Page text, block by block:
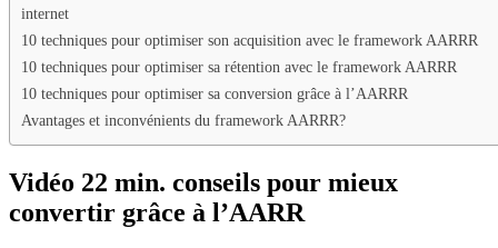
internet
10 techniques pour optimiser son acquisition avec le framework AARRR
10 techniques pour optimiser sa rétention avec le framework AARRR
10 techniques pour optimiser sa conversion grâce à l’AARRR
Avantages et inconvénients du framework AARRR?
Vidéo 22 min. conseils pour mieux
convertir grâce à l’AARR